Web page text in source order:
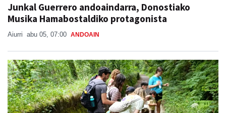
Junkal Guerrero andoaindarra, Donostiako
Musika Hamabostaldiko protagonista
Aiurri abu 05, 07:00 ANDOAIN